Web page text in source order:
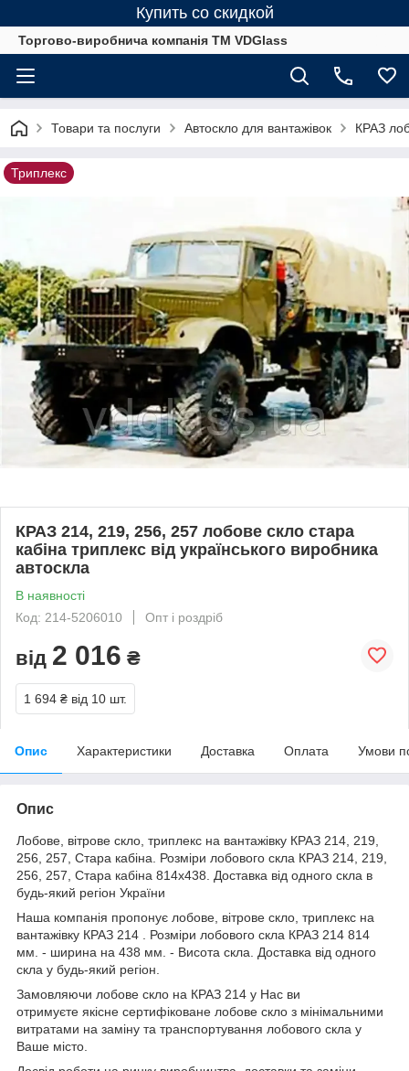
Купить со скидкой
Торгово-виробнича компанія ТМ VDGlass
Товари та послуги Автоскло для вантажівок КРАЗ
Триплекс
КРАЗ 214, 219, 256, 257 лобове скло стара
кабіна триплекс від українського виробника
автоскла
В наявності
Код: 214-5206010
Опт і роздріб
від 2 016 ₴
1 694 ₴ від 10 шт.
Опис Характеристики Доставка Оплата Умови
Опис
Лобове, вітрове скло, триплекс на вантажівку КРАЗ 214, 219,
256, 257, Стара кабіна. Розміри лобового скла КРАЗ 214, 219,
256, 257, Стара кабіна 814х438. Доставка від одного скла в
будь-який регіон України
Наша компанія пропонує лобове, вітрове скло, триплекс на
вантажівку КРАЗ 214 . Розміри лобового скла КРАЗ 214 814
мм. - ширина на 438 мм. - Висота скла. Доставка від одного
скла у будь-який регіон.
Замовляючи лобове скло на КРАЗ 214 у Нас ви
отримуєте якісне сертифіковане лобове скло з мінімальними
витратами на заміну та транспортування лобового скла у
Ваше місто.